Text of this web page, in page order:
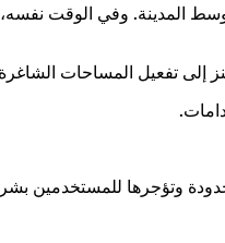
وفي الوقت نفسه،
وتؤجرها للمستخدمين